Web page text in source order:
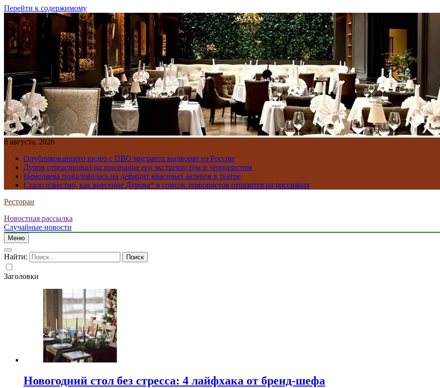
Перейти к содержимому
8 августа, 2026
Опубликовавшего видео с ПВО мигранта выдворят из России
Дуров отреагировал на признание его экстремистом и террористом
Немоляева пожаловалась на дефицит красивых актеров в театре
Стало известно, как внесение Дурова* в список террористов отразится на россиянах
Ресторан
Новостная рассылка
Случайные новости
Меню
Найти:
Заголовки
Новогодний стол без стресса: 4 лайфхака от бренд-шефа